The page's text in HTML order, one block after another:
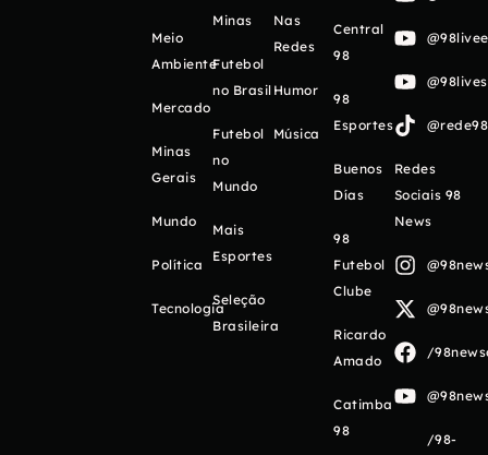
Meio
Ambiente
Mercado
Minas
Gerais
Mundo
Política
Tecnologia
Minas
Futebol
no Brasil
Futebol
no
Mundo
Mais
Esportes
Seleção
Brasileira
Nas
Redes
Humor
Música
Central
98
98
Esportes
Buenos
Días
98
Futebol
Clube
Ricardo
Amado
Catimba
98
Redes
Sociais 98
News
/
/98-